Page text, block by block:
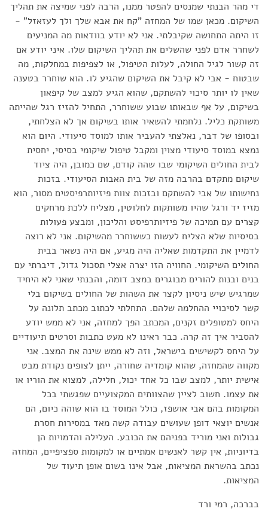
די מהר הבנתי שמנסים להפטר ממנו, הרבה לפני שמיצה את תהליך
השיקום. מכאן שמו של המחזה "קח את אבא שלך ולך לעזאזל" -
זו היתה התחושה שקיבלתי. אני לא יודע בוודאות מה המניעים
לשחרר אדם לפני שהשלים את תהליך השיקום שלו. איני יודע אם
זה קשור לגיל החולה, לעלות הטיפול, או לצפיפות במחלקות, מה
שבטוח - אבי לא קיבל את השיקום שהגיע לו. הוא שוחרר בטענה
שאין לו יותר סיכוי להשתקם, שהוא הגיע למצב של קיפאון
בשיקום, על אף שבאותו שבוע ששוחרר, התחיל להזיז רגל שהייתה
משותקת כליל. נלחמתי להשאיר אותו בשיקום אך לא הצלחתי,
ובסופו של דבר, נאלצתי להעביר אותו למוסד סיעודי. היום הוא
נמצא במוסד סיעודי מצוין ומקבל טיפול שיקומי בסיסי, יחסית
לבית החולים השיקומי שבו שהה קודם, שם כמובן, היה ציוד
שיקום מתקדם בהרבה מזה של בית האבות הסיעודי. בזכות
נחישותו של אבי להשתקם ובזכות צוות פיזיותרפיסטים מסור, הוא
מזיז יד ורגל שהיו משותקות לחלוטין, מצליח ללכת מרחקים
קצרים עם תמיכה של פיזיותרפיסט והליכון, ומבצע פעולות
בסיסיות שלא הצליח לעשות כששוחרר מהשיקום. אני לא רוצה
לדמיין את התקדמות שאליה היה מגיע, אם היה נשאר בבית
החולים השיקומי. החוויה הזו יצרה אצלי תסכול גדול, דיברתי עם
בנים ובנות להורים מבוגרים במצב דומה, והבנתי שאני לא היחיד
שמרגיש שיש ניסיון לקצר את השהות של החולים בשיקום בלי
קשר לסיכויי ההחלמה שלהם. התחלתי לכתוב מכתב תלונה על
היחס למטופלים זקנים, המכתב הפך למחזה, אני לא ממש יודע
להסביר איך זה קרה. כבר ראינו לא מעט כתבות וסרטים תיעודיים
על היחס לקשישים בישראל, וזה לא ממש שינה את המצב. אני
מקווה שהמחזה, שהוא קומדיה שחורה, ייתן לצופים נקודת מבט
אישית יותר, למצב שבו כל אחד יכול, חלילה, למצוא את הוריו או
את עצמו. חשוב לציין שהצוותים המקצועיים שפגשתי בכל
המקומות בהם אבי אושפז, כולל המוסד בו הוא שוהה כיום, הם
אנשים יוצאי דופן שעושים עבודה קשה מאד במסירות חסרת
גבולות ואני מוריד בפניהם את הכובע. העלילה והדמויות הן
בדיוניות, אין קשר לאנשים אמתיים או למקומות ספציפיים, המחזה
נכתב בהשראת המציאות, אבל אינו בשום אופן תיעוד של
המציאות.
בברכה, רמי ורד